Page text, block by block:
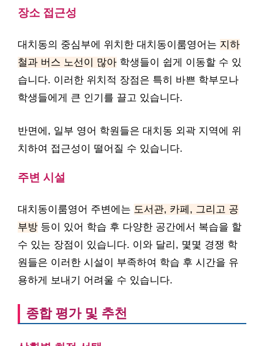
장소 접근성
대치동의 중심부에 위치한 대치동이룸영어는 지하
철과 버스 노선이 많아 학생들이 쉽게 이동할 수 있
습니다. 이러한 위치적 장점은 특히 바쁜 학부모나
학생들에게 큰 인기를 끌고 있습니다.
반면에, 일부 영어 학원들은 대치동 외곽 지역에 위
치하여 접근성이 떨어질 수 있습니다.
주변 시설
대치동이룸영어 주변에는 도서관, 카페, 그리고 공
부방 등이 있어 학습 후 다양한 공간에서 복습을 할
수 있는 장점이 있습니다. 이와 달리, 몇몇 경쟁 학
원들은 이러한 시설이 부족하여 학습 후 시간을 유
용하게 보내기 어려울 수 있습니다.
종합 평가 및 추천